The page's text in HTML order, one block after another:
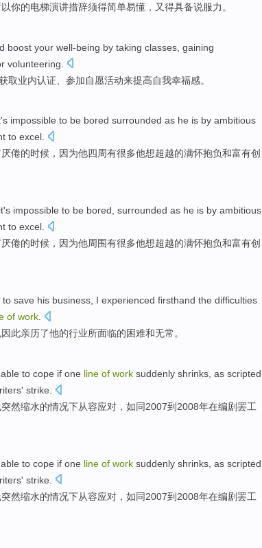
你的电梯演讲措辞须得简单易懂，又得具备说服力 。
boost your well-being by taking classes gaining
volunteering
取业内认证 参加自愿活动来提高自我幸福感。
impossible to be bored surrounded as he is by ambitious
to excel.
厌倦的时候， 因为他四周有很多他想超越的满怀抱负和富有创
it's impossible to be bored surrounded as he is by ambitious
to excel
厌倦的时候， 因为他周围有很多他想超越的满怀抱负和富有创
to save his business I experienced firsthand the difficulties
of work
此亲历了他的行业所面临的困难和无常 。
to cope if one line of work suddenly shrinks as scripted
' strike
突然缩水的情况下从容应对 ， 如同2007到2008年在编剧罢工
to cope if one line of work suddenly shrinks as scripted
' strike
突然缩水的情况下从容应对 ， 如同2007到2008年在编剧罢工